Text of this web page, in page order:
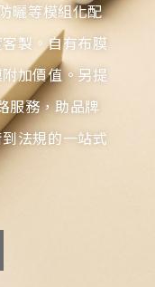
曬等模組化配
製。自有布膜
加價值。另提
服務，助品牌
法規的一站式